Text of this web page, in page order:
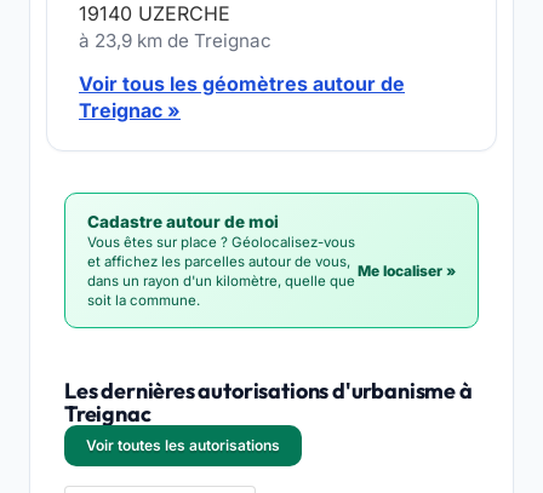
19140 UZERCHE
à 23,9 km de Treignac
Voir tous les géomètres autour de
Treignac »
Cadastre autour de moi
Vous êtes sur place ? Géolocalisez-vous
et affichez les parcelles autour de vous,
dans un rayon d'un kilomètre, quelle que
soit la commune.
Me localiser »
Les dernières autorisations d'urbanisme à
Treignac
Voir toutes les autorisations